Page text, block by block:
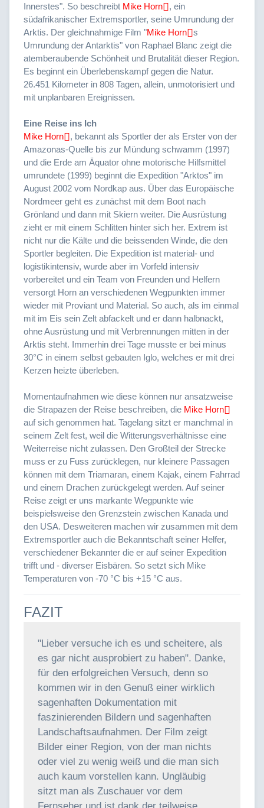
Innerstes". So beschreibt Mike Horn
, ein
südafrikanischer Extremsportler, seine Umrundung der
Arktis. Der gleichnahmige Film "Mike Horn
s
Umrundung der Antarktis" von Raphael Blanc zeigt die
atemberaubende Schönheit und Brutalität dieser Region.
Es beginnt ein Überlebenskampf gegen die Natur.
26.451 Kilometer in 808 Tagen, allein, unmotorisiert und
mit unplanbaren Ereignissen.
Eine Reise ins Ich
Mike Horn
, bekannt als Sportler der als Erster von der
Amazonas-Quelle bis zur Mündung schwamm (1997)
und die Erde am Äquator ohne motorische Hilfsmittel
umrundete (1999) beginnt die Expedition "Arktos" im
August 2002 vom Nordkap aus. Über das Europäische
Nordmeer geht es zunächst mit dem Boot nach
Grönland und dann mit Skiern weiter. Die Ausrüstung
zieht er mit einem Schlitten hinter sich her. Extrem ist
nicht nur die Kälte und die beissenden Winde, die den
Sportler begleiten. Die Expedition ist material- und
logistikintensiv, wurde aber im Vorfeld intensiv
vorbereitet und ein Team von Freunden und Helfern
versorgt Horn an verschiedenen Wegpunkten immer
wieder mit Proviant und Material. So auch, als im einmal
mit im Eis sein Zelt abfackelt und er dann halbnackt,
ohne Ausrüstung und mit Verbrennungen mitten in der
Arktis steht. Immerhin drei Tage musste er bei minus
30°C in einem selbst gebauten Iglo, welches er mit drei
Kerzen heizte überleben.
Momentaufnahmen wie diese können nur ansatzweise
die Strapazen der Reise beschreiben, die Mike Horn
auf sich genommen hat. Tagelang sitzt er manchmal in
seinem Zelt fest, weil die Witterungsverhältnisse eine
Weiterreise nicht zulassen. Den Großteil der Strecke
muss er zu Fuss zurücklegen, nur kleinere Passagen
können mit dem Triamaran, einem Kajak, einem Fahrrad
und einem Drachen zurückgelegt werden. Auf seiner
Reise zeigt er uns markante Wegpunkte wie
beispielsweise den Grenzstein zwischen Kanada und
den USA. Desweiteren machen wir zusammen mit dem
Extremsportler auch die Bekanntschaft seiner Helfer,
verschiedener Bekannter die er auf seiner Expedition
trifft und - diverser Eisbären. So setzt sich Mike
Temperaturen von -70 °C bis +15 °C aus.
FAZIT
"Lieber versuche ich es und scheitere, als
es gar nicht ausprobiert zu haben". Danke,
für den erfolgreichen Versuch, denn so
kommen wir in den Genuß einer wirklich
sagenhaften Dokumentation mit
faszinierenden Bildern und sagenhaften
Landschaftsaufnahmen. Der Film zeigt
Bilder einer Region, von der man nichts
oder viel zu wenig weiß und die man sich
auch kaum vorstellen kann. Ungläubig
sitzt man als Zuschauer vor dem